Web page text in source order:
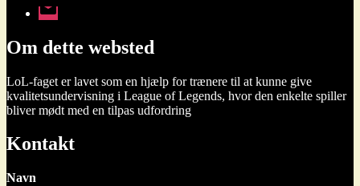
E-
mail
Om dette websted
LoL-faget er lavet som en hjælp for trænere til at kunne give
kvalitetsundervisning i League of Legends, hvor den enkelte spiller
bliver mødt med en tilpas udfordring
Kontakt
Navn